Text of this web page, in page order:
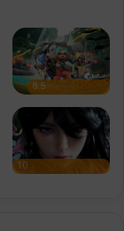
8.5
10